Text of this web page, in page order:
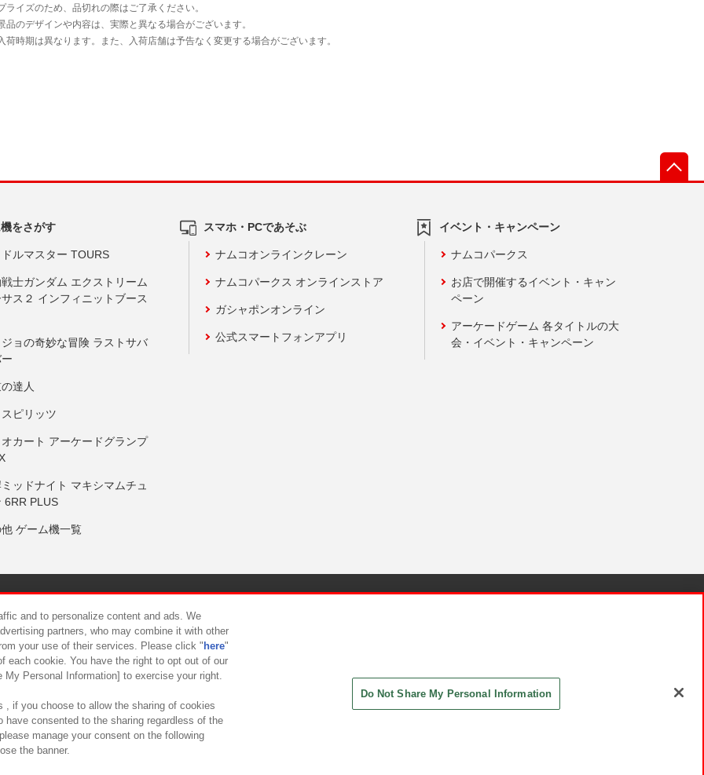
をさがす
ルマスター TOURS
士ガンダム エクストリーム
ス２ インフィニットブース
ョの奇妙な冒険 ラストサバ
達人
ピリッツ
カート アーケードグランプ
ッドナイト マキシマムチュ
6RR PLUS
ゲーム機一覧
スマホ・PCであそぶ
ナムコオンラインクレーン
ナムコパークス オンラインストア
ガシャポンオンライン
公式スマートフォンアプリ
イベント・キャンペーン
ナムコパークス
お店で開催するイベント・キャン
ペーン
アーケードゲーム 各タイトルの大
会・イベント・キャンペーン
について カスタマーハラスメント対応方針
and to personalize content and ads. We
partners, who may combine it with other
your use of their services. Please click " here"
each cookie. You have the right to opt out of our
Personal Information] to exercise your right.
, if you choose to allow the sharing of cookies
have consented to the sharing regardless of the
manage your consent on the following
the banner.
Do Not Share My Personal Information